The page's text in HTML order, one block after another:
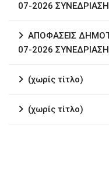
07-2026
ΑΠΟΦΑΣΕΙΣ
07-2026
(χωρίς τίτλο)
(χωρίς τίτλο)